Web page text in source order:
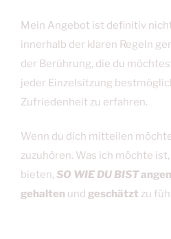
Mein Angebot ist definitiv
innerhalb der klaren Regeln
der Berührung, die du
jeder Einzelsitzung
Zufriedenheit zu erfahren.
Wenn du dich mitteilen
zuzuhören. Was ich möchte
bieten, SO WIE DU BIST
gehalten und geschätzt zu